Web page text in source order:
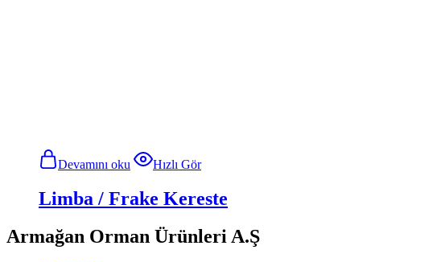
Devamını oku Hızlı Gör
Limba / Frake Kereste
Armağan Orman Ürünleri A.Ş